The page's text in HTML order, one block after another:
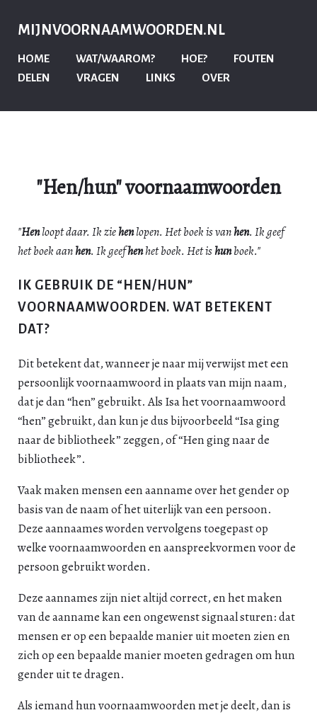
MIJNVOORNAAMWOORDEN.NL
HOME WAT/WAAROM? HOE?
FOUTEN
DELEN
VRAGEN LINKS OVER
"Hen/hun" voornaamwoorden
"Henloopt daar. Ik ziehenlopen. Het boek is vanhen. Ik geef
het boek aanhen. Ik geefhenhet boek. Het ishunboek."
IK GEBRUIK DE “HEN/HUN”
VOORNAAMWOORDEN. WAT BETEKENT
DAT?
Dit betekent dat, wanneer je naar mij verwijst met een
persoonlijk voornaamwoord in plaats van mijn naam,
dat je dan “hen” gebruikt. Als Isa het voornaamwoord
“hen” gebruikt, dan kun je dus bijvoorbeeld “Isa ging
naar de bibliotheek” zeggen, of “Hen ging naar de
bibliotheek”.
Vaak maken mensen een aanname over het gender op
basis van de naam of het uiterlijk van een persoon.
Deze aannaames worden vervolgens toegepast op
welke voornaamwoorden en aanspreekvormen voor de
persoon gebruikt worden.
Deze aannames zijn niet altijd correct, en het maken
van de aanname kan een ongewenst signaal sturen: dat
mensen er op een bepaalde manier uit moeten zien en
zich op een bepaalde manier moeten gedragen om hun
gender uit te dragen.
Als iemand hun voornaamwoorden met je deelt, dan is